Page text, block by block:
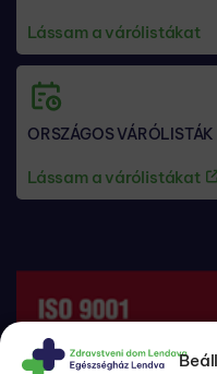
Lássam a várólistákat
ORSZÁGOS VÁRÓLISTÁK
Lássam a várólistákat